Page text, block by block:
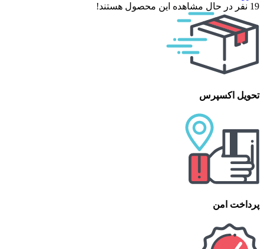
19 نفر در حال مشاهده این محصول هستند!
تحویل اکسپرس
پرداخت امن